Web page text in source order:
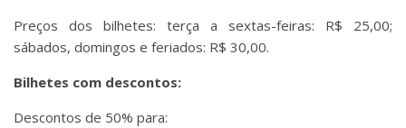
Preços dos bilhetes: terça a sextas-feiras: R$ 25,00;
sábados, domingos e feriados: R$ 30,00.
Bilhetes com descontos:
Descontos de 50% para: